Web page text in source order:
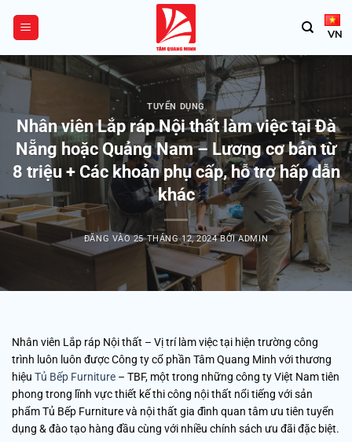
dung
VN
TUYỂN DỤNG
Nhân viên Lắp ráp Nội thất làm việc tại Đà
Nẵng hoặc Quảng Nam – Lương cơ bản từ
8 triệu + Các khoản phụ cấp, hỗ trợ hấp dẫn
khác
ĐĂNG VÀO25 THÁNG 12, 2024 BỞIADMIN
Nhân viên Lắp ráp Nội thất – Vị trí làm việc tại hiện trường công
trình luôn luôn được Công ty cổ phần Tâm Quang Minh với thương
hiệu Tủ Bếp Furniture – TBF, một trong những công ty Việt Nam tiên
phong trong lĩnh vực thiết kế thi công nội thất nổi tiếng với sản
phẩm Tủ Bếp Furniture và nội thất gia đình quan tâm ưu tiên tuyển
dụng & đào tạo hàng đầu cùng với nhiều chính sách ưu đãi đặc biệt.